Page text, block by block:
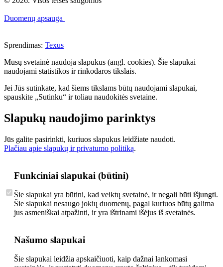
Duomenų apsauga
Sprendimas: Texus
Mūsų svetainė naudoja slapukus (angl. cookies). Šie slapukai
naudojami statistikos ir rinkodaros tikslais.
Jei Jūs sutinkate, kad šiems tikslams būtų naudojami slapukai,
spauskite „Sutinku“ ir toliau naudokitės svetaine.
Slapukų naudojimo parinktys
Jūs galite pasirinkti, kuriuos slapukus leidžiate naudoti.
Plačiau apie slapukų ir privatumo politiką.
Funkciniai slapukai (būtini)
Šie slapukai yra būtini, kad veiktų svetainė, ir negali būti išjungti.
Šie slapukai nesaugo jokių duomenų, pagal kuriuos būtų galima
jus asmeniškai atpažinti, ir yra ištrinami išėjus iš svetainės.
Našumo slapukai
Šie slapukai leidžia apskaičiuoti, kaip dažnai lankomasi